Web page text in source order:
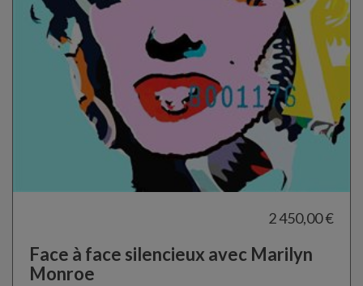
2 450,00 €
Face à face silencieux avec Marilyn
Monroe